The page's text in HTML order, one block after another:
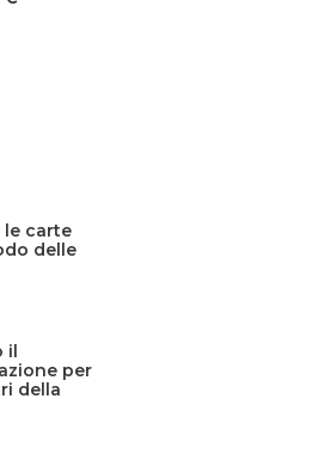
le carte
delle
il
per
della